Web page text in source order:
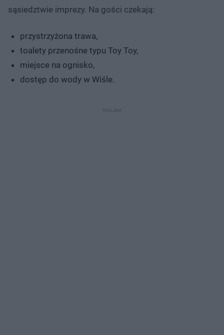
sąsiedztwie imprezy. Na gości czekają:
przystrzyżona trawa,
toalety przenośne typu Toy Toy,
miejsce na ognisko,
dostęp do wody w Wiśle.